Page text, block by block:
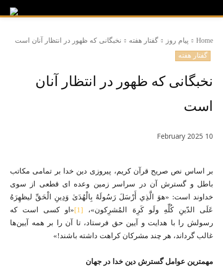
Home پیام روز گفتار هفته
نخبگانی که ظهور در انتظار آنان است
گفتار هفته
نخبگانی که ظهور در انتظار آنان
است
10 February 2025
بر اساس نص صریح قرآن کریم، پیروزی دین خدا بر تمامی مکاتب
باطل و گسترش آن در سراسر زمین وعده ای قطعی از سوی
خداوند است: «هوَ الَّذِي أَرْسَلَ رَسُولَهُ بِالْهُدَىٰ وَدِينِ الْحَقِّ لیظهِرَهُ
عَلَی الدّینِ کُلِّهِ ولَو کَرِهَ المُشرِکون»، [1]
«او کسی است که
رسولش را با هدایت و آیین حق فرستاد، تا آن را بر همه آیین‌ها
غالب گرداند، هر چند مشرکان کراهت داشته باشند!»
مهمترین عوامل گسترش دین خدا در جهان